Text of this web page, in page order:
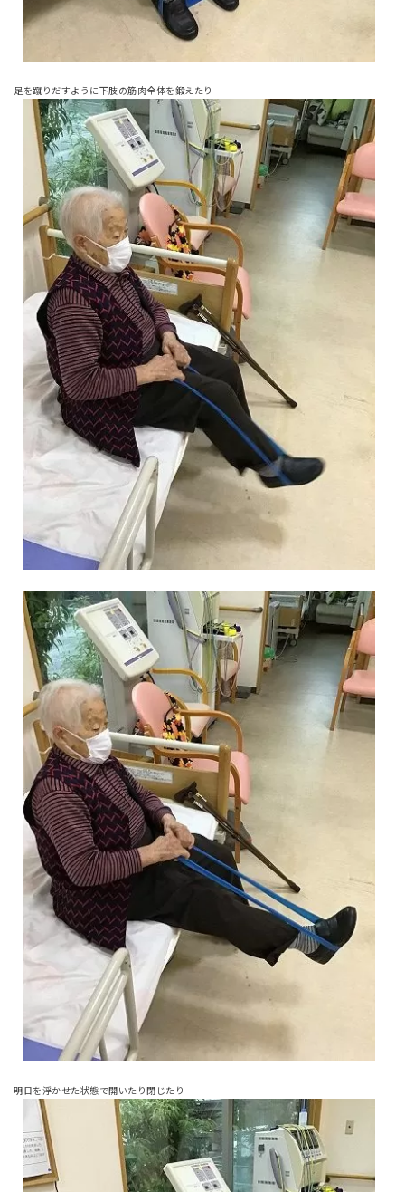
足を蹴りだすように下肢の筋肉全体を鍛えたり
明日を浮かせた状態で開いたり閉じたり